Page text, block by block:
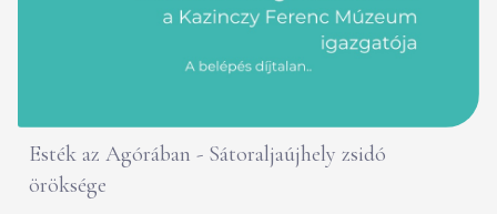
Esték az Agórában - Sátoraljaújhely zsidó
öröksége